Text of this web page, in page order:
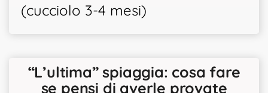
(cucciolo 3-4 mesi)
“L’ultima” spiaggia: cosa fare
se pensi di averle provate